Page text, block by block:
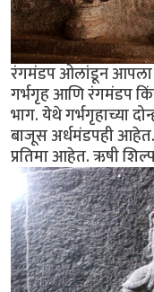
रंगमंडप ओलांडून आपला
गर्भगृह आणि रंगमंडप
भाग. येथे गर्भगृहाच्या
बाजूस अर्धमंडपही
प्रतिमा आहेत. ऋषी